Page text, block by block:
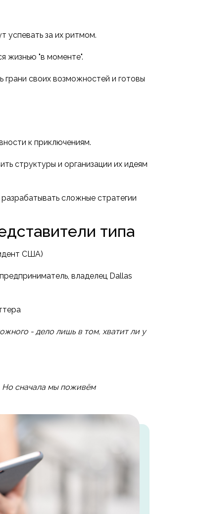
успевать за их ритмом.
жизнью "в моменте".
грани своих возможностей и готовы
к приключениям.
структуры и организации их идеям
сложные стратегии
типа
США)
владелец Dallas
- дело лишь в том, хватит ли у
Но сначала мы поживём